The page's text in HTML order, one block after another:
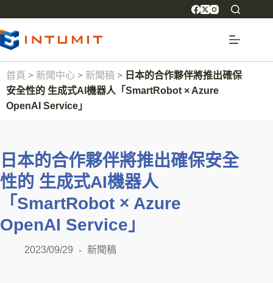
首頁 > 新聞中心 > 新聞稿 > 日本的合作夥伴將推出確保
安全性的 生成式AI機器人「SmartRobot × Azure
OpenAI Service」
日本的合作夥伴將推出確保安全
性的 生成式AI機器人
「SmartRobot × Azure
OpenAI Service」
2023/09/29 新聞稿